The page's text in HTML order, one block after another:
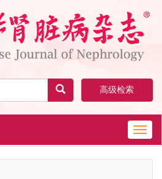
高级检索